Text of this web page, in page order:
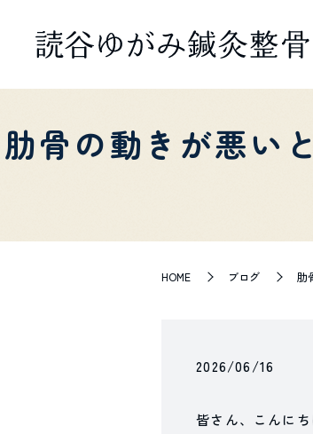
肋骨の動きが悪い
HOME ブログ 肋
2026/06/16
皆さん、こんに